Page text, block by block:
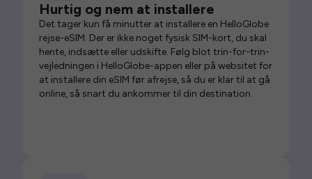
Hurtig og nem at installere
Det tager kun få minutter at installere en HelloGlobe
rejse-eSIM. Der er ikke noget fysisk SIM-kort, du skal
hente, indsætte eller udskifte. Følg blot trin-for-trin-
vejledningen i HelloGlobe-appen eller på websitet for
at installere din eSIM før afrejse, så du er klar til at gå
online, så snart du ankommer til din destination.